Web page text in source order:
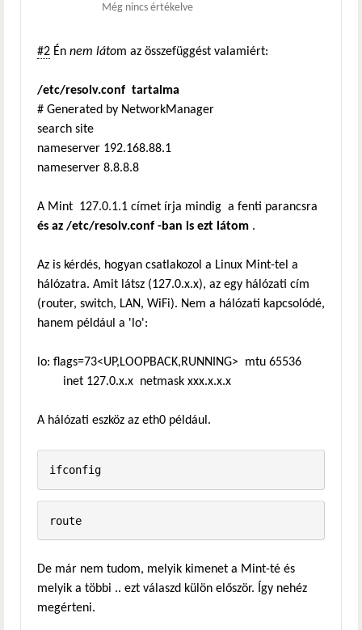
Még nincs értékelve
#2 Én nem látom az összefüggést valamiért:
/etc/resolv.conf tartalma
# Generated by NetworkManager
search site
nameserver 192.168.88.1
nameserver 8.8.8.8
A Mint 127.0.1.1 címet írja mindig a fenti parancsra
és az /etc/resolv.conf -ban is ezt látom .
Az is kérdés, hogyan csatlakozol a Linux Mint-tel a
hálózatra. Amit látsz (127.0.x.x), az egy hálózati cím
(router, switch, LAN, WiFi). Nem a hálózati kapcsolódé,
hanem például a 'lo':
lo: flags=73<UP,LOOPBACK,RUNNING> mtu 65536
inet 127.0.x.x netmask xxx.x.x.x
A hálózati eszköz az eth0 például.
ifconfig
route
De már nem tudom, melyik kimenet a Mint-té és
melyik a többi .. ezt válaszd külön először. Így nehéz
megérteni.